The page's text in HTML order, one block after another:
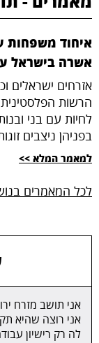
איחוד משפחות
אשרה בישראל
אזרחים ישראלים
הרשות
לחיות עם בני
בפניהן ניצבים
למאמר המלא >>
לכל המאמרים
אני תושב מזרח
אני רוצה שהיא
לה רק רישיון